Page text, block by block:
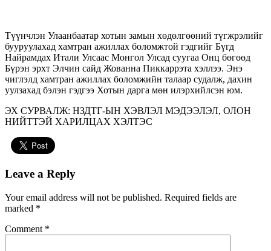
Түүнчлэн Улаанбаатар хотын замын хөдөлгөөний түгжрэлийг
бууруулахад хамтран ажиллах боломжтой гэдгийг Бүгд
Найрамдах Итали Улсаас Монгол Улсад суугаа Онц бөгөөд
Бүрэн эрхт Элчин сайд Жованна Пиккаррэта хэллээ. Энэ
чиглэлд хамтран ажиллах боломжийн талаар судалж, дахин
уулзахад бэлэн гэдгээ Хотын дарга мөн илэрхийлсэн юм.
ЭХ СУРВАЛЖ: НЗДТГ-ЫН ХЭВЛЭЛ МЭДЭЭЛЭЛ, ОЛОН
НИЙТТЭЙ ХАРИЛЦАХ ХЭЛТЭС
Leave a Reply
Your email address will not be published. Required fields are
marked *
Comment *